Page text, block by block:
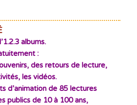
albums.
:
des retours de lecture,
les vidéos.
d’animation de 85 lectures
publics de 10 à 100 ans,